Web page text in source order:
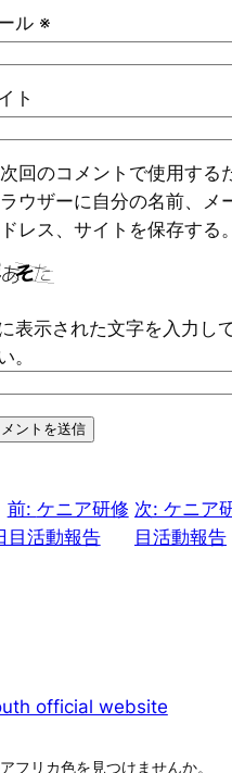
ル ※
ト
次回のコメントで使用する
ラウザーに自分の名前、メ
ドレス、サイトを保存する。
に表示された文字を入力し
。
前: ケニア研修
目活動報告
次: ケニア
目活動報告
official website
フリカ色を見つけませんか。